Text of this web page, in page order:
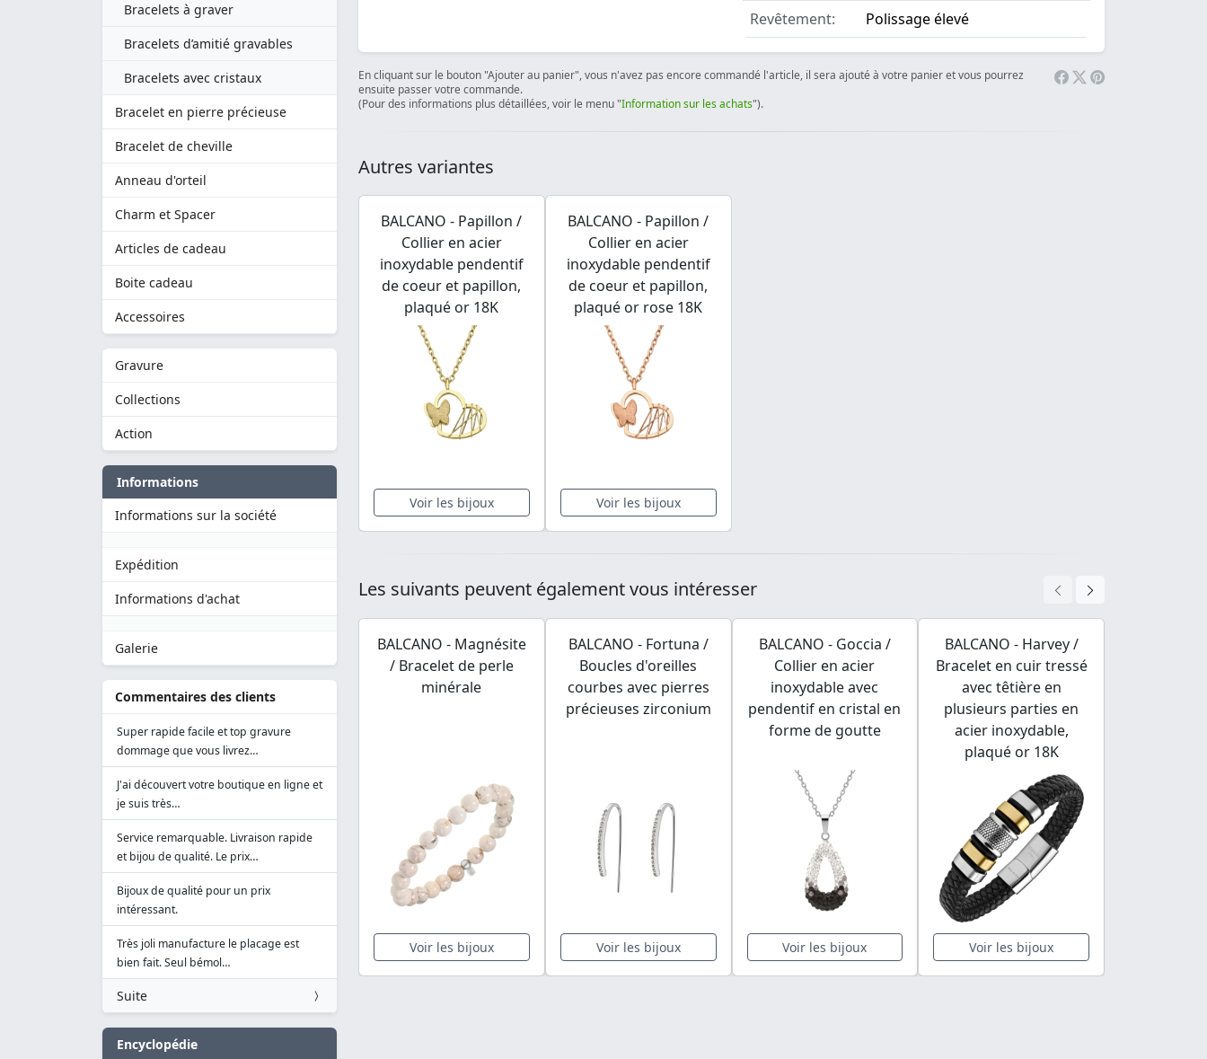
Bracelets à graver
Bracelets d’amitié gravables
Bracelets avec cristaux
Bracelet en pierre précieuse
Bracelet de cheville
Anneau d'orteil
Charm et Spacer
Articles de cadeau
Boite cadeau
Accessoires
Gravure
Collections
Action
Informations
Informations sur la société
Expédition
Informations d'achat
Galerie
Commentaires des clients
Super rapide facile et top gravure
dommage que vous livrez…
J'ai découvert votre boutique en ligne et
je suis très…
Service remarquable. Livraison rapide
et bijou de qualité. Le prix…
Bijoux de qualité pour un prix
intéressant.
Très joli manufacture le placage est
bien fait. Seul bémol…
Suite
Encyclopédie
Revêtement: Polissage élevé
En cliquant sur le bouton "Ajouter au panier", vous n'avez pas encore commandé l'article, il sera ajouté à votre panier et vous pourrez
ensuite passer votre commande.
(Pour des informations plus détaillées, voir le menu "Information sur les achats").
Autres variantes
BALCANO - Papillon /
Collier en acier
inoxydable pendentif
de coeur et papillon,
plaqué or 18K
Voir les bijoux
BALCANO - Papillon /
Collier en acier
inoxydable pendentif
de coeur et papillon,
plaqué or rose 18K
Voir les bijoux
Les suivants peuvent également vous intéresser
BALCANO - Magnésite
/ Bracelet de perle
minérale
Voir les bijoux
BALCANO - Fortuna /
Boucles d'oreilles
courbes avec pierres
précieuses zirconium
Voir les bijoux
BALCANO - Goccia /
Collier en acier
inoxydable avec
pendentif en cristal en
forme de goutte
Voir les bijoux
BALCANO - Harvey /
Bracelet en cuir tressé
avec têtière en
plusieurs parties en
acier inoxydable,
plaqué or 18K
Voir les bijoux